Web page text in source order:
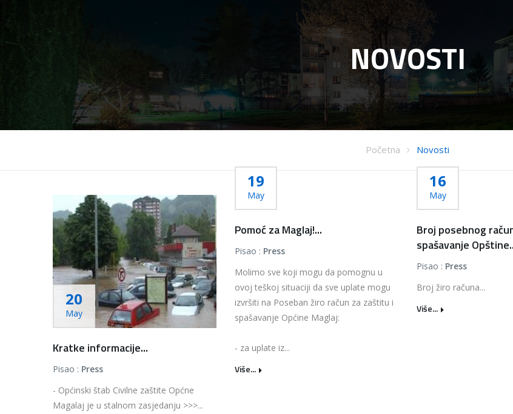
NOVOSTI
Početna Novosti
20
May
Kratke informacije...
Pisao : Press
- Općinski štab Civilne zaštite Općne
Magalaj je u stalnom zasjedanju >>>...
19
May
Pomoć za Maglaj!...
Pisao : Press
Molimo sve koji mogu da pomognu u
ovoj teškoj situaciji da sve uplate mogu
izvršiti na Poseban žiro račun za zaštitu i
spašavanje Općine Maglaj:
- za uplate iz...
Više...
16
May
Broj posebnog
spašavanje
Pisao : Press
Broj žiro računa...
Više...